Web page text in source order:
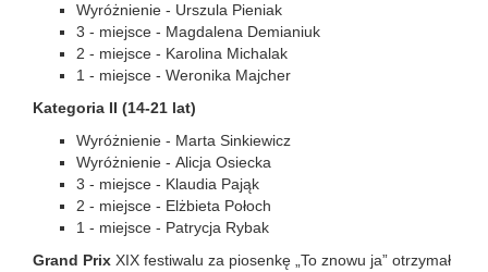
Wyróżnienie - Urszula Pieniak
3 - miejsce - Magdalena Demianiuk
2 - miejsce - Karolina Michalak
1 - miejsce - Weronika Majcher
Kategoria II (14-21 lat)
Wyróżnienie - Marta Sinkiewicz
Wyróżnienie - Alicja Osiecka
3 - miejsce - Klaudia Pająk
2 - miejsce - Elżbieta Połoch
1 - miejsce - Patrycja Rybak
Grand Prix XIX festiwalu za piosenkę „To znowu ja” otrzymał